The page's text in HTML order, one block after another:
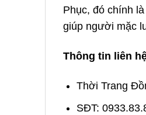
Phục, đó chính
giúp người mặc
Thông tin liên
Thời Trang
SĐT: